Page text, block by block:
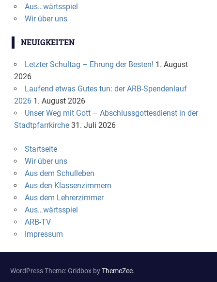
Aus…wärtsspiel
Wir über uns
NEUIGKEITEN
Letzter Schultag – Ehrung der Besten! 1. August
2026
Laufend etwas Gutes tun: der ARB-Spendenlauf
2026 1. August 2026
Unser Weg mit Gott – Abschlussgottesdienst in der
Stadtpfarrkirche 31. Juli 2026
Startseite
Wir über uns
Aus dem Schulleben
Aus den Klassenzimmern
Aus dem Lehrerzimmer
Aus…wärtsspiel
ARB-TV
Impressum
WordPress Theme: Gridbox byThemeZee.